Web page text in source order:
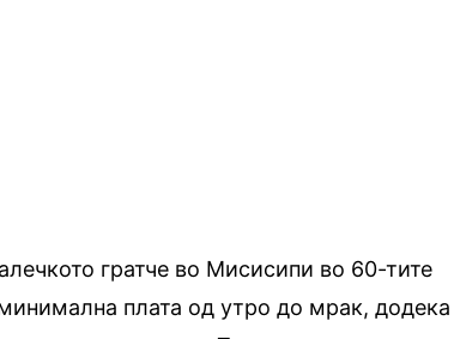
гратче во Мисисипи во 60-тите
плата од утро до мрак, додека